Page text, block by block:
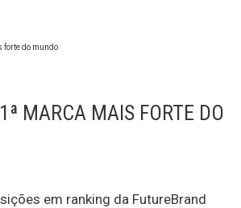
MARCA MAIS FORTE DO
em ranking da FutureBrand